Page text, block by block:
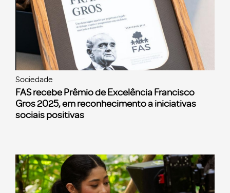
Sociedade
FAS recebe Prêmio de Excelência Francisco
Gros 2025, em reconhecimento a iniciativas
sociais positivas